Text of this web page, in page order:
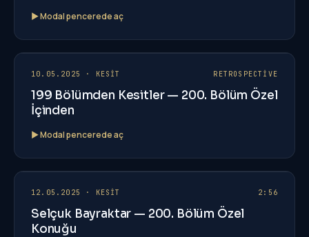
▶ Modal pencerede aç
EP 199
10.05.2025 · KESİT RETROSPECTIVE
199 Bölümden Kesitler — 200. Bölüm Özel
İçinden
▶ Modal pencerede aç
★ SB
12.05.2025 · KESİT 2:56
Selçuk Bayraktar — 200. Bölüm Özel
Konuğu